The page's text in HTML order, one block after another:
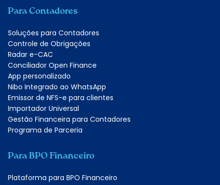
Para Contadores
Soluções para Contadores
Controle de Obrigações
Radar e-CAC
Conciliador Open Finance
App personalizado
Nibo Integrado ao WhatsApp
Emissor de NFS-e para clientes
Importador Universal
Gestão Financeira para Contadores
Programa de Parceria
Para BPO Financeiro
Plataforma para BPO Financeiro